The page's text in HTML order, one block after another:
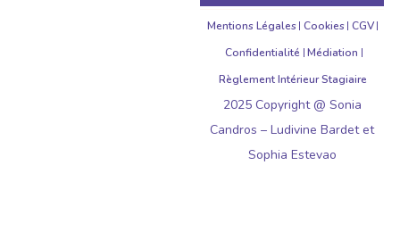
Mentions Légales Cookies CGV
Confidentialité Médiation
Règlement Intérieur Stagiaire
2025 Copyright @ Sonia
Candros – Ludivine Bardet et
Sophia Estevao